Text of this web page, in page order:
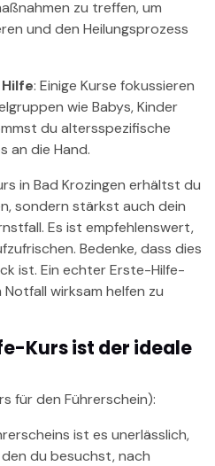
zu treffen, um
und den Heilungsprozess
: Einige Kurse fokussieren
wie Babys, Kinder
du altersspezifische
an die Hand.
in Bad Krozingen erhältst du
sondern stärkst auch dein
Es ist empfehlenswert,
Bedenke, dass dies
ist. Ein echter Erste-Hilfe-
wirksam helfen zu
Kurs ist der ideale
für den Führerschein):
ist es unerlässlich,
du besuchst, nach